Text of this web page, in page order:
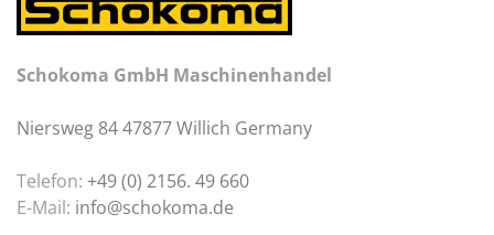
Schokoma GmbH Maschinenhandel
Niersweg 84 47877 Willich Germany
Telefon: +49 (0) 2156. 49 660
E-Mail: info@schokoma.de